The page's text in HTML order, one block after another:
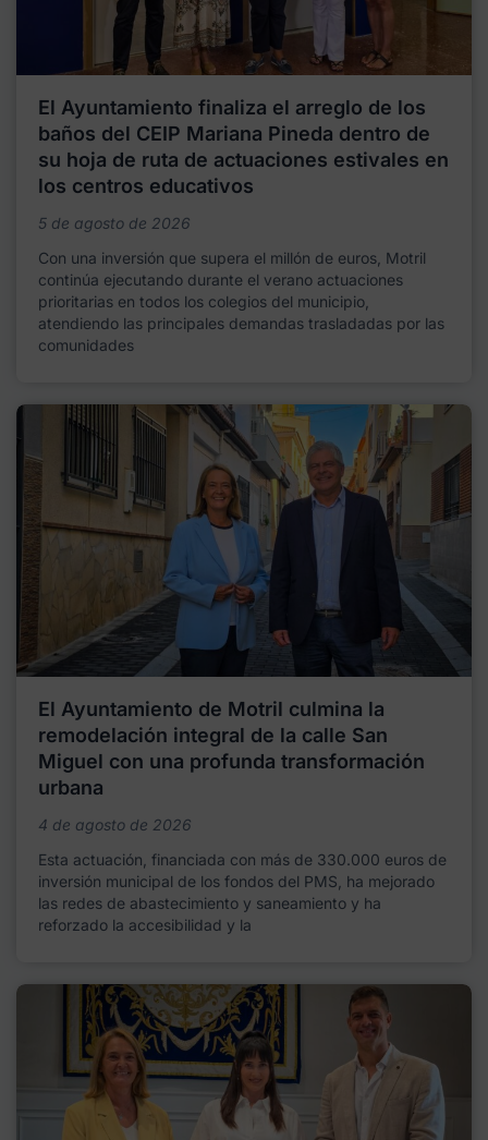
El Ayuntamiento finaliza el arreglo de los
baños del CEIP Mariana Pineda dentro de
su hoja de ruta de actuaciones estivales en
los centros educativos
5 de agosto de 2026
Con una inversión que supera el millón de euros, Motril
continúa ejecutando durante el verano actuaciones
prioritarias en todos los colegios del municipio,
atendiendo las principales demandas trasladadas por las
comunidades
El Ayuntamiento de Motril culmina la
remodelación integral de la calle San
Miguel con una profunda transformación
urbana
4 de agosto de 2026
Esta actuación, financiada con más de 330.000 euros de
inversión municipal de los fondos del PMS, ha mejorado
las redes de abastecimiento y saneamiento y ha
reforzado la accesibilidad y la